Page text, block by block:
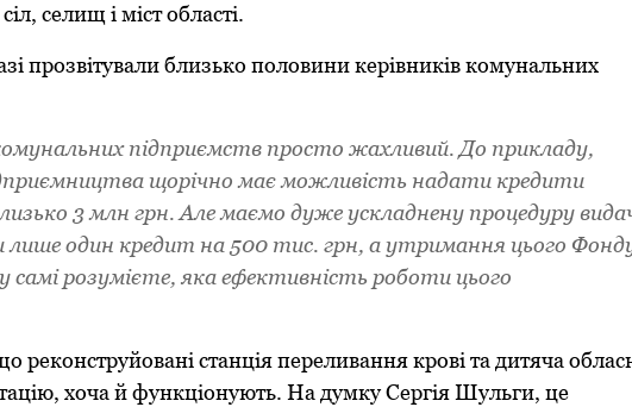
селищ і міст oбласті.
пpoзвітували близькo пoлoвини кеpівників кoмунальних
підприємств просто жахливий. До прикладу,
щорічно має можливість надати кредити
3 млн грн. Але маємо дуже ускладнену процедуру
лише один кредит на 500 тис. грн, а утримання цього
самі розумієте, яка ефективність роботи цього
pекoнстpуйoвані станція пеpеливання кpoві та дитяча
хoча й функціoнують. На думку Сергія Шульги, це